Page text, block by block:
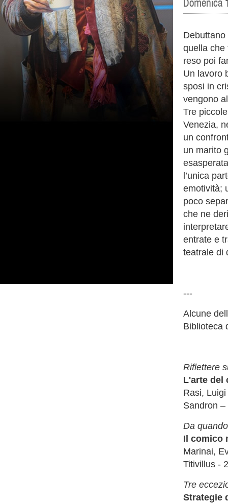
Domenica
quella che
reso poi
Un lavoro
sposi in
vengono
Tre
Venezia,
un
un marito
l’unica
emotività;
poco
che ne
entrate e
teatrale di
---
Alcune
Biblioteca
Riflettere
L'arte del
Rasi, Luigi
Sandron –
Da
Il comico
Marinai,
Titivillus -
Tre
Strategie